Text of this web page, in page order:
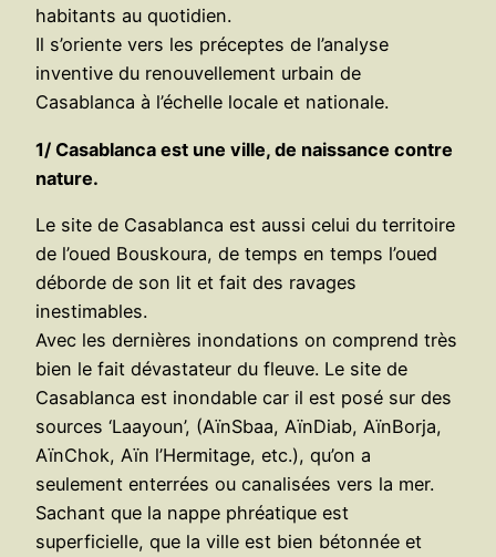
habitants au quotidien.
Il s’oriente vers les préceptes de l’analyse
inventive du renouvellement urbain de
Casablanca à l’échelle locale et nationale.
1/ Casablanca est une ville, de naissance contre
nature.
Le site de Casablanca est aussi celui du territoire
de l’oued Bouskoura, de temps en temps l’oued
déborde de son lit et fait des ravages
inestimables.
Avec les dernières inondations on comprend très
bien le fait dévastateur du fleuve. Le site de
Casablanca est inondable car il est posé sur des
sources ‘Laayoun’, (AïnSbaa, AïnDiab, AïnBorja,
AïnChok, Aïn l’Hermitage, etc.), qu’on a
seulement enterrées ou canalisées vers la mer.
Sachant que la nappe phréatique est
superficielle, que la ville est bien bétonnée et